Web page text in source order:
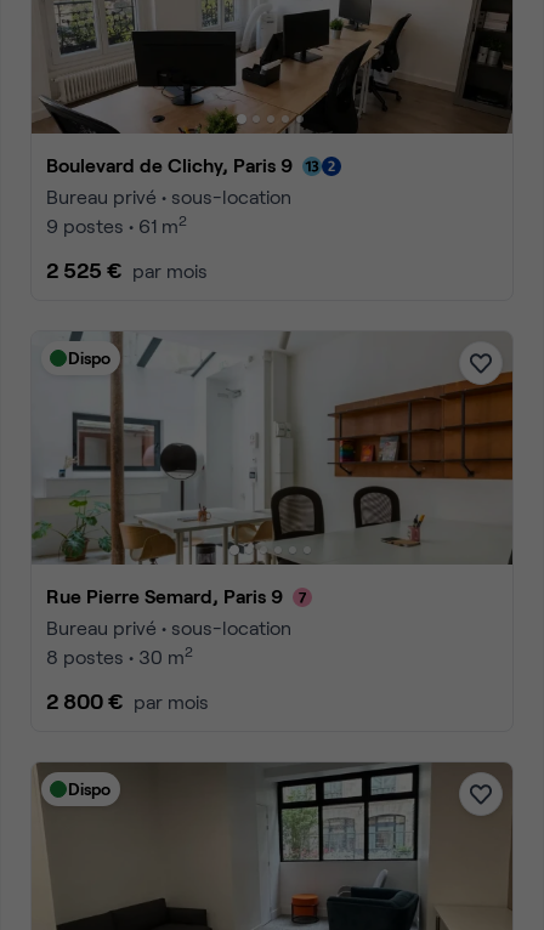
Boulevard de Clichy, Paris 9
Bureau privé • sous-location
9 postes • 61 m2
2 525 € par mois
Dispo
Rue Pierre Semard, Paris 9
Bureau privé • sous-location
8 postes • 30 m2
2 800 € par mois
Dispo